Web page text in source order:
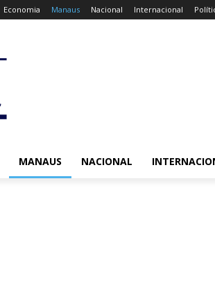
Economia Manaus Nacional Internacional
MANAUS NACIONAL